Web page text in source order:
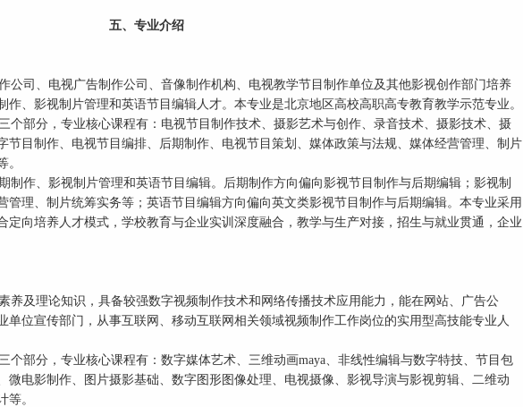
五、专业介绍
公司、电视广告制作公司、音像制作机构、电视教学节目制作单位及其他影视创作部门培养
、影视制片管理和英语节目编辑人才。本专业是北京地区高校高职高专教育教学示范专业。
个部分，专业核心课程有：电视节目制作技术、摄影艺术与创作、录音技术、摄影技术、摄
节目制作、电视节目编排、后期制作、电视节目策划、媒体政策与法规、媒体经营管理、制片
。
作、影视制片管理和英语节目编辑。后期制作方向偏向影视节目制作与后期编辑；影视制
管理、制片统筹实务等；英语节目编辑方向偏向英文类影视节目制作与后期编辑。本专业采用
定向培养人才模式，学校教育与企业实训深度融合，教学与生产对接，招生与就业贯通，企业
养及理论知识，具备较强数字视频制作技术和网络传播技术应用能力，能在网站、广告公
单位宣传部门，从事互联网、移动互联网相关领域视频制作工作岗位的实用型高技能专业人
个部分，专业核心课程有：数字媒体艺术、三维动画maya、非线性编辑与数字特技、节目包
微电影制作、图片摄影基础、数字图形图像处理、电视摄像、影视导演与影视剪辑、二维动
等。